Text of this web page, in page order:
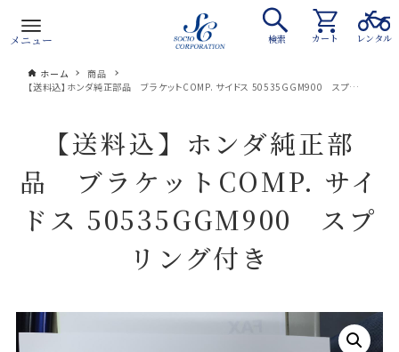
メニュー 検索 カート レンタル
ホーム
商品
【送料込】ホンダ純正部品 ブラケットCOMP. サイドス 50535GGM900 スプリング付き
【送料込】ホンダ純正部
品 ブラケットCOMP. サイ
ドス 50535GGM900 スプ
リング付き